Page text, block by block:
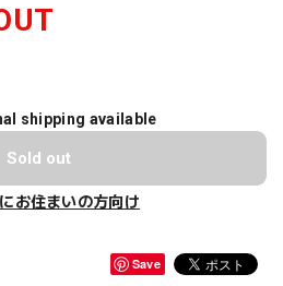
shipping available
Sold out
お住まいの方向け
Save